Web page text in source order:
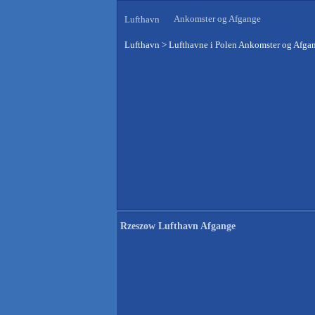
Lufthavn Ankomster og Afgange
Lufthavn > Lufthavne i Polen Ankomster og
Rzeszow Lufthavn Afgange